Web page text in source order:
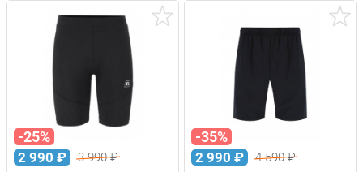
-25%
2 990 ₽ 3 990₽
-35%
2 990 ₽ 4 590₽